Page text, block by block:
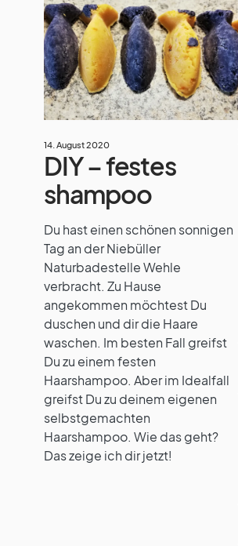
14. August 2020
DIY – festes
shampoo
Du hast einen schönen sonnigen
Tag an der Niebüller
Naturbadestelle Wehle
verbracht. Zu Hause
angekommen möchtest Du
duschen und dir die Haare
waschen. Im besten Fall greifst
Du zu einem festen
Haarshampoo. Aber im Idealfall
greifst Du zu deinem eigenen
selbstgemachten
Haarshampoo. Wie das geht?
Das zeige ich dir jetzt!